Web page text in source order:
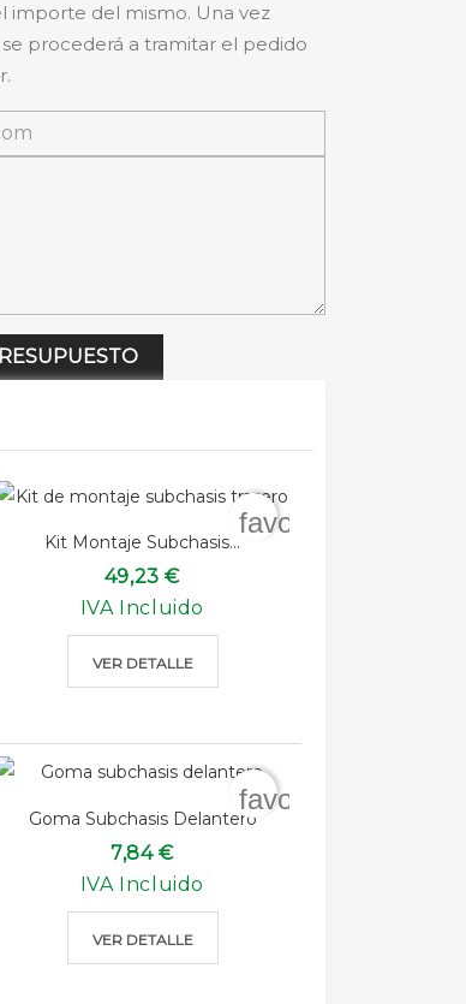
importe del mismo. Una vez
procederá a tramitar el pedido
Kit Montaje Subchasis...
49,23 €
IVA Incluido
VER DETALLE
favorite_border
Goma Subchasis Delantero
7,84 €
IVA Incluido
VER DETALLE
favorite_border